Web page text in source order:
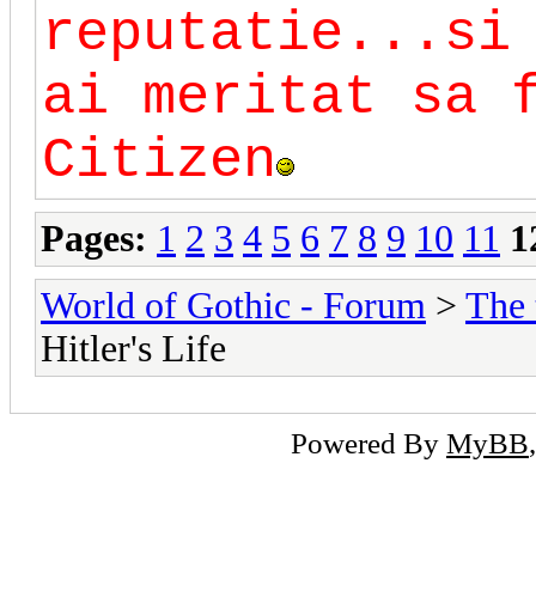
ai meritat
Citizen
Pages: 1 2 3 4 5 6 7 8 9 10 11
World of Gothic - Forum > The
Hitler's Life
Powered By MyBB